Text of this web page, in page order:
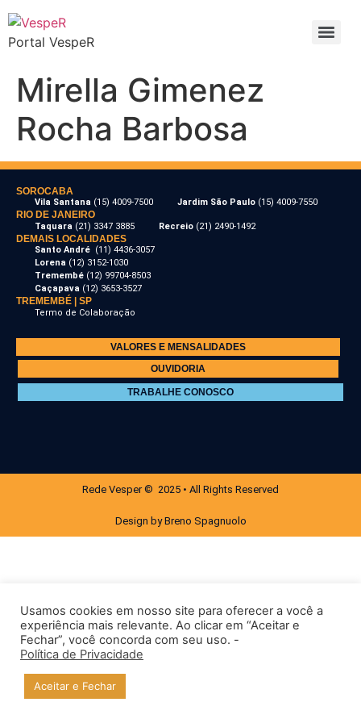
Portal VespeR
Mirella Gimenez
Rocha Barbosa
SOROCABA
Vila Santana (15) 4009-7500 Jardim São Paulo (15) 4009-7550
RIO DE JANEIRO
Taquara (21) 3347 3885 Recreio (21) 2490-1492
DEMAIS LOCALIDADES
Santo André (11) 4436-3057
Lorena (12) 3152-1030
Tremembé (12) 99704-8503
Caçapava (12) 3653-3527
TREMEMBÉ | SP
Termo de Colaboração
VALORES E MENSALIDADES
OUVIDORIA
TRABALHE CONOSCO
Rede Vesper © 2025 • All Rights Reserved
Design by Breno Spagnuolo
Usamos cookies em nosso site para oferecer a você a
experiência mais relevante. Ao clicar em “Aceitar e
Fechar”, você concorda com seu uso. -
Política de Privacidade
Aceitar e Fechar